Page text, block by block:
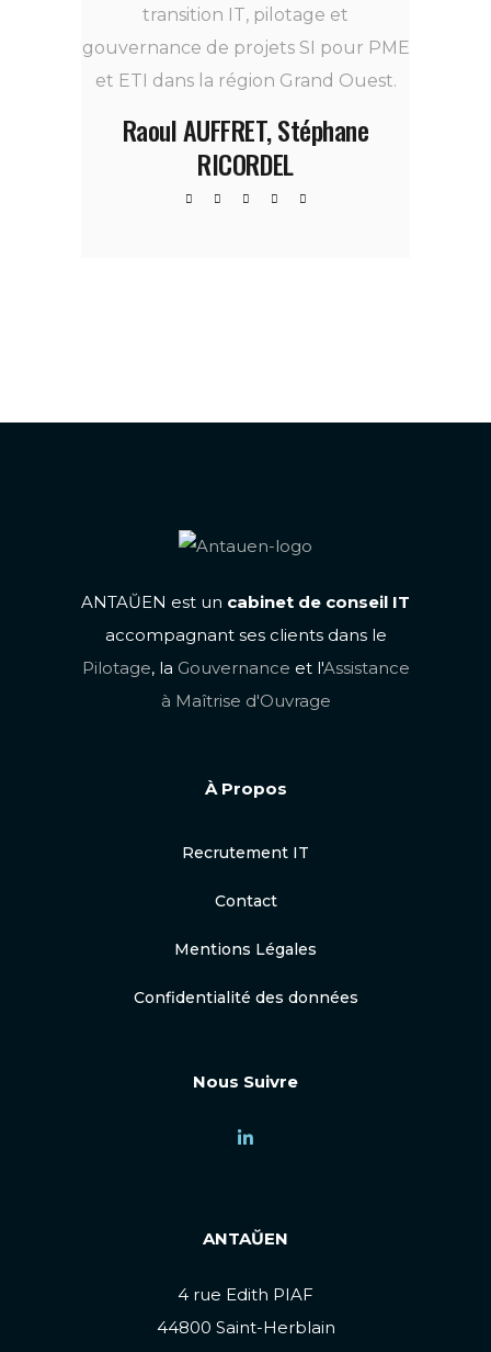
transition IT, pilotage et
gouvernance de projets SI pour PME
et ETI dans la région Grand Ouest.
Raoul AUFFRET, Stéphane
RICORDEL
ANTAŬEN est un cabinet de conseil IT
accompagnant ses clients dans le
Pilotage, la Gouvernance et l'Assistance
à Maîtrise d'Ouvrage
À Propos
Recrutement IT
Contact
Mentions Légales
Confidentialité des données
Nous Suivre
ANTAŬEN
4 rue Edith PIAF
44800 Saint-Herblain